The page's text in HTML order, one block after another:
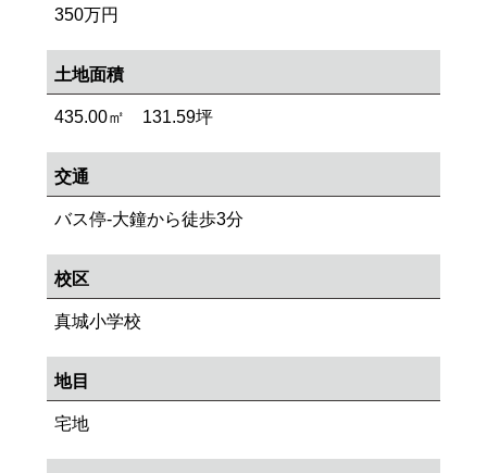
350万円
土地面積
435.00㎡ 131.59坪
交通
バス停-大鐘から徒歩3分
校区
真城小学校
地目
宅地